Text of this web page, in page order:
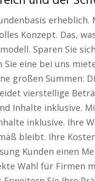
Konzept. Das,
Sparen Sie
Sie eine bei uns
großen Summen:
vierstellige
Inhalte inklusive.
inklusive. Ihre
bleibt. Ihre
Kunden einen
Wahl für Firmen